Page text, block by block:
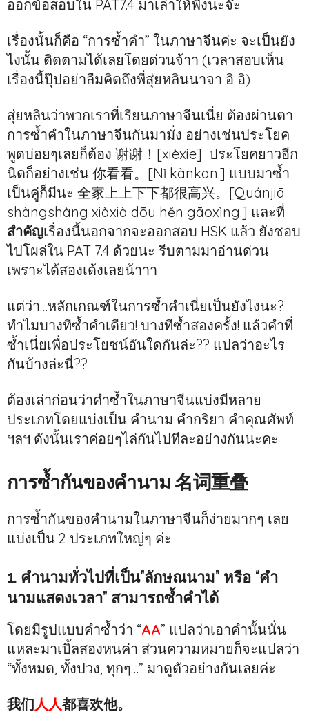
ออกข้อสอบใน PAT7.4 มาเล่าให้ฟังนะจ๊ะ
เรื่องนั้นก็คือ “การซ้ำคำ” ในภาษาจีนค่ะ จะเป็นยัง
ไงนั้น ติดตามได้เลยโดยด่วนจ้าา (เวลาสอบเห็น
เรื่องนี้ปุ๊ปอย่าลืมคิดถึงพี่สุ่ยหลินนาจา อิ อิ)
สุ่ยหลินว่าพวกเราที่เรียนภาษาจีนเนี่ย ต้องผ่านตา
การซ้ำคำในภาษาจีนกันมามั่ง อย่างเช่นประโยค
พูดบ่อยๆเลยก็ต้อง 谢谢！[xièxie] ประโยคยาวอีก
นิดก็อย่างเช่น 你看看。[Nǐ kànkan.] แบบมาซ้ำ
เป็นคู่ก็มีนะ 全家上上下下都很高兴。[Quánjiā
shàngshàng xiàxià dōu hěn gāoxìng.] และที่
สำคัญเรื่องนี้นอกจากจะออกสอบ HSK แล้ว ยังชอบ
ไปโผล่ใน PAT 7.4 ด้วยนะ รีบตามมาอ่านด่วน
เพราะได้สองเด้งเลยน้าาา
แต่ว่า…หลักเกณฑ์ในการซ้ำคำเนี่ยเป็นยังไงนะ?
ทำไมบางทีซ้ำคำเดียว! บางทีซ้ำสองครั้ง! แล้วคำที่
ซ้ำเนี่ยเพื่อประโยชน์อันใดกันล่ะ?? แปลว่าอะไร
กันบ้างล่ะนี่??
ต้องเล่าก่อนว่าคำซ้ำในภาษาจีนแบ่งมีหลาย
ประเภทโดยแบ่งเป็น คำนาม คำกริยา คำคุณศัพท์
ฯลฯ ดังนั้นเราค่อยๆไล่กันไปทีละอย่างกันนะคะ
การซ้ำกันของคำนาม 名词重叠
การซ้ำกันของคำนามในภาษาจีนก็ง่ายมากๆ เลย
แบ่งเป็น 2 ประเภทใหญ่ๆ ค่ะ
1. คำนามทั่วไปที่เป็น”ลักษณนาม” หรือ “คำ
นามแสดงเวลา” สามารถซ้ำคำได้
โดยมีรูปแบบคำซ้ำว่า “AA” แปลว่าเอาคำนั้นนั่น
แหละมาเบิ้ลสองหนค่า ส่วนความหมายก็จะแปลว่า
“ทั้งหมด, ทั้งปวง, ทุกๆ…” มาดูตัวอย่างกันเลยค่ะ
我们人人都喜欢他。